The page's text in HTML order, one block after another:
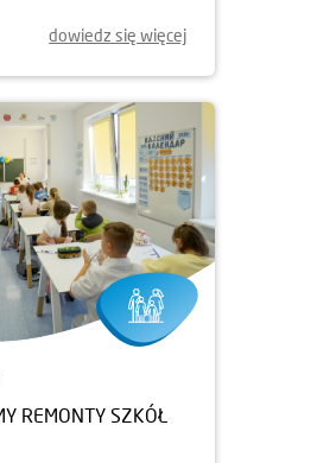
dowiedz się więcej
REMONTY SZKÓŁ